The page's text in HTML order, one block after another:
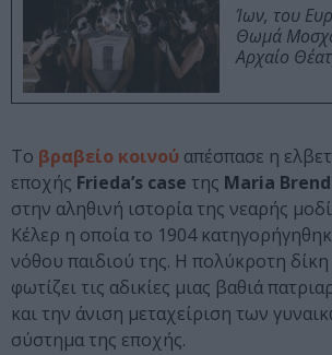
Ίων, του
Θωμά
Αρχαίο
Το βραβείο κοινού απέσπασε η
εποχής Frieda’s case της Maria
στην αληθινή ιστορία της νεαρής
Κέλερ η οποία το 1904
νόθου παιδιού της. Η πολύκροτη
φωτίζει τις αδικίες μιας βαθιά
και την άνιση μεταχείριση των
σύστημα της εποχής.